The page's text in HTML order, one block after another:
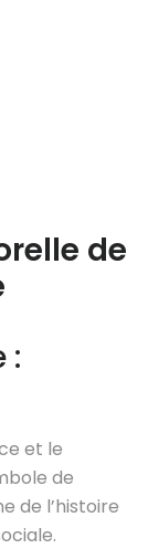
de
:
et le
de
de l’histoire